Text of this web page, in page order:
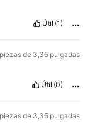
Útil (1)
de 3,35 pulgadas
Útil (0)
de 3,35 pulgadas